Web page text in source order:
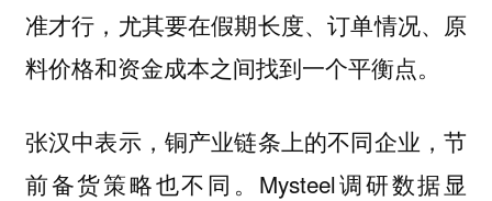
准才行，尤其要在假期长度、订单情况、原
料价格和资金成本之间找到一个平衡点。
张汉中表示，铜产业链条上的不同企业，节
前备货策略也不同。Mysteel调研数据显